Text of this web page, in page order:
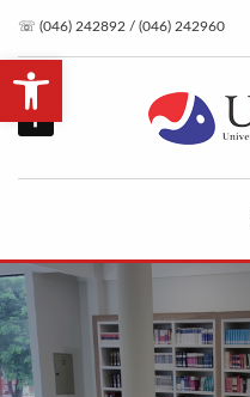
Open toolbar
☏ (046) 242892 / (046) 242960